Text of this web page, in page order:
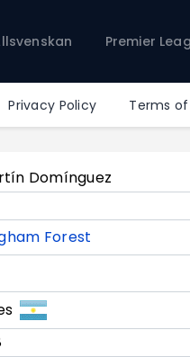
Premier
Privacy Policy Terms
League
Liga
1
Domínguez
Forest